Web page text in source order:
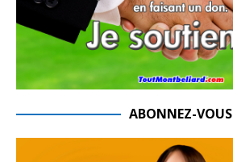
ABONNEZ-VOUS